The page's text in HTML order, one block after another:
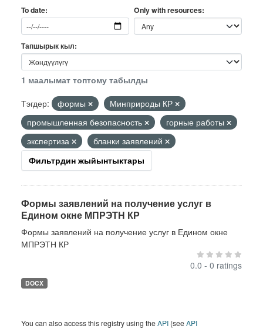
To date Only with resources
Тапшырык кыл
1 маалымат топтому табылды
Тэгдер:
формы
Минприроды КР
промышленная безопасность
горные работы
экспертиза
бланки заявлений
Фильтрдин жыйынтыктары
Формы заявлений на получение услуг в
Едином окне МПРЭТН КР
Формы заявлений на получение услуг в Едином окне
МПРЭТН КР
0.0 - 0 ratings
DOCX
You can also access this registry using theAPI (seeAPI